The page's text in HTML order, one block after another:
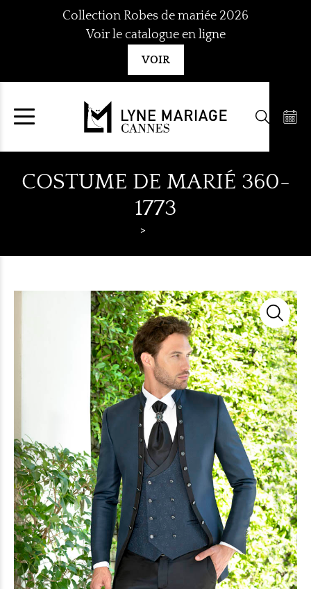
Collection Robes de mariée 2026
Voir le catalogue en ligne
VOIR
COSTUME DE MARIÉ 360-
1773